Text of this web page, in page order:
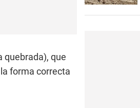
quebrada), que
forma correcta